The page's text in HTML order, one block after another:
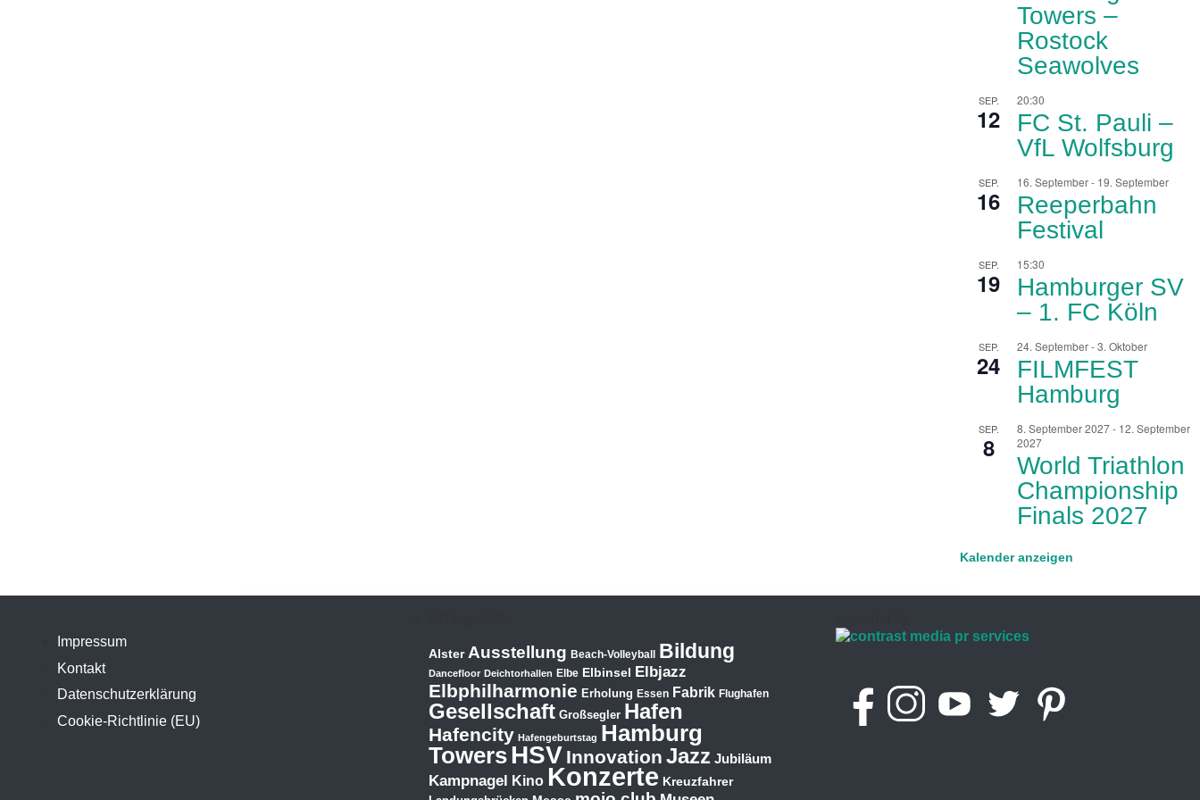
Towers –
Rostock
Seawolves
SEP.
12
20:30
FC St. Pauli –
VfL Wolfsburg
SEP.
16
16. September- 19. September
Reeperbahn
Festival
SEP.
19
15:30
Hamburger SV
– 1. FC Köln
SEP.
24
24. September-3. Oktober
FILMFEST
Hamburg
SEP.
8
8. September 2027- 12. September
2027
World Triathlon
Championship
Finals 2027
Kalender anzeigen
Impressum
Kontakt
Datenschutzerklärung
Cookie-Richtlinie (EU)
Alster Ausstellung Beach-Volleyball Bildung
Dancefloor Deichtorhallen Elbe Elbinsel Elbjazz
Elbphilharmonie Erholung Essen Fabrik Flughafen
Gesellschaft Großsegler Hafen
Hafencity Hafengeburtstag Hamburg
TowersHSV Innovation Jazz Jubiläum
Kampnagel Kino Konzerte Kreuzfahrer